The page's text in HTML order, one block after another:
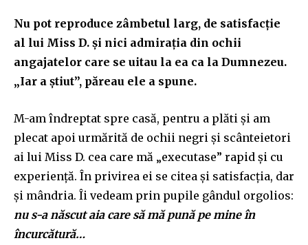
Nu pot reproduce zâmbetul larg, de satisfacție
al lui Miss D. și nici admirația din ochii
angajatelor care se uitau la ea ca la Dumnezeu.
„Iar a știut”, păreau ele a spune.
M-am îndreptat spre casă, pentru a plăti și am
plecat apoi urmărită de ochii negri și scânteietori
ai lui Miss D. cea care mă „executase” rapid și cu
experiență. În privirea ei se citea și satisfacția, dar
și mândria. Îi vedeam prin pupile gândul orgolios:
nu s-a născut aia care să mă pună pe mine în
încurcătură…